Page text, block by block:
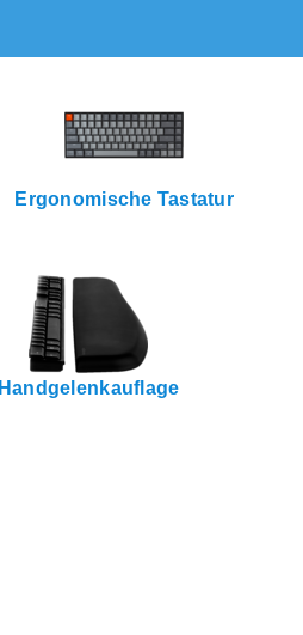
Ergonomische Tastatur
Handgelenkauflage